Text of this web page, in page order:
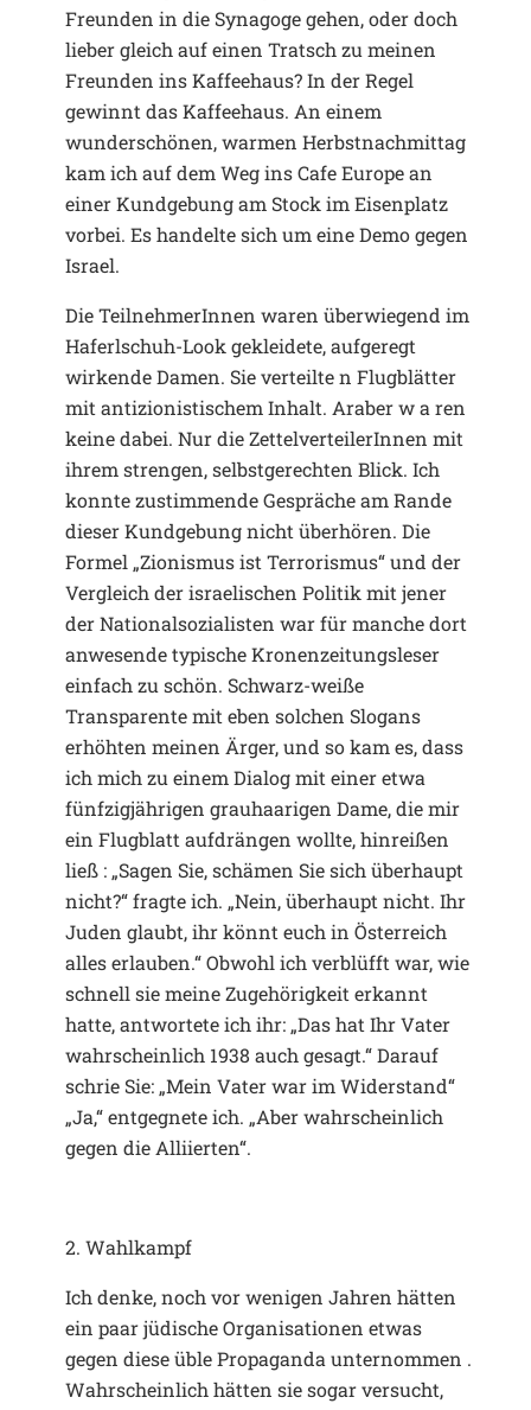
Freunden in die Synagoge gehen, oder doch
lieber gleich auf einen Tratsch zu meinen
Freunden ins Kaffeehaus? In der Regel
gewinnt das Kaffeehaus. An einem
wunderschönen, warmen Herbstnachmittag
kam ich auf dem Weg ins Cafe Europe an
einer Kundgebung am Stock im Eisenplatz
vorbei. Es handelte sich um eine Demo gegen
Israel.
Die TeilnehmerInnen waren überwiegend im
Haferlschuh-Look gekleidete, aufgeregt
wirkende Damen. Sie verteilte n Flugblätter
mit antizionistischem Inhalt. Araber w a ren
keine dabei. Nur die ZettelverteilerInnen mit
ihrem strengen, selbstgerechten Blick. Ich
konnte zustimmende Gespräche am Rande
dieser Kundgebung nicht überhören. Die
Formel „Zionismus ist Terrorismus“ und der
Vergleich der israelischen Politik mit jener
der Nationalsozialisten war für manche dort
anwesende typische Kronenzeitungsleser
einfach zu schön. Schwarz-weiße
Transparente mit eben solchen Slogans
erhöhten meinen Ärger, und so kam es, dass
ich mich zu einem Dialog mit einer etwa
fünfzigjährigen grauhaarigen Dame, die mir
ein Flugblatt aufdrängen wollte, hinreißen
ließ : „Sagen Sie, schämen Sie sich überhaupt
nicht?“ fragte ich. „Nein, überhaupt nicht. Ihr
Juden glaubt, ihr könnt euch in Österreich
alles erlauben.“ Obwohl ich verblüfft war, wie
schnell sie meine Zugehörigkeit erkannt
hatte, antwortete ich ihr: „Das hat Ihr Vater
wahrscheinlich 1938 auch gesagt.“ Darauf
schrie Sie: „Mein Vater war im Widerstand“
„Ja,“ entgegnete ich. „Aber wahrscheinlich
gegen die Alliierten“.
2. Wahlkampf
Ich denke, noch vor wenigen Jahren hätten
ein paar jüdische Organisationen etwas
gegen diese üble Propaganda unternommen .
Wahrscheinlich hätten sie sogar versucht,